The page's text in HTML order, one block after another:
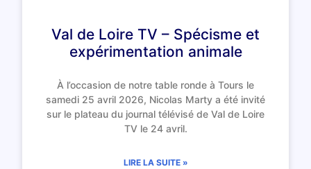
Val de Loire TV – Spécisme et
expérimentation animale
À l’occasion de notre table ronde à Tours le
samedi 25 avril 2026, Nicolas Marty a été invité
sur le plateau du journal télévisé de Val de Loire
TV le 24 avril.
LIRE LA SUITE »